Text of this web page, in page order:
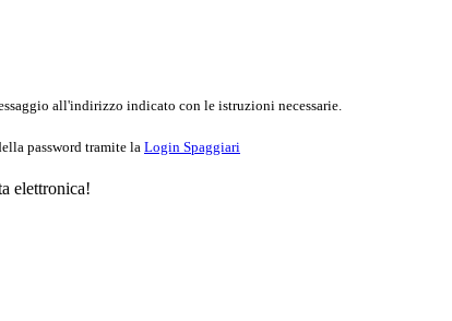
all'indirizzo indicato con le istruzioni necessarie.
password tramite la Login Spaggiari
elettronica!